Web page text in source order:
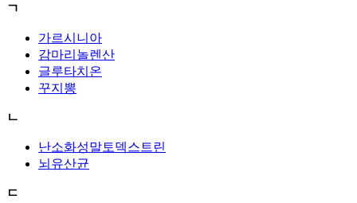
ㄱ
가르시니아
감마리놀렌산
글루타치온
꾸지뽕
ㄴ
난소화성말토덱스트린
뇌유산균
ㄷ